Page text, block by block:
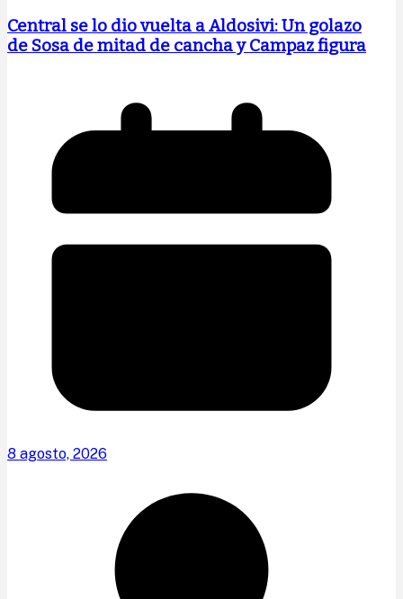
Central se lo dio vuelta a Aldosivi: Un golazo
de Sosa de mitad de cancha y Campaz figura
8 agosto, 2026